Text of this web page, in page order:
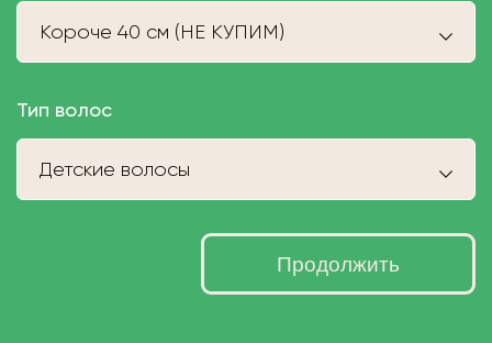
Короче 40 см (НЕ КУПИМ)
Тип волос
Детские волосы
Продолжить